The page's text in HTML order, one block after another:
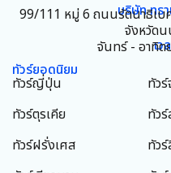
บริษัท ทร
99/111 หมู่ 6 ถนนรัตนาธิเ
จังหวัด
เว
จันทร์ - อาทิต
ทัวร์ยอดนิยม
ทัวร์ญี่ปุ่น
ทัวร์ตุรเคีย
ทัวร์ฝรั่งเศส
ทัว
ทัว
ทัว